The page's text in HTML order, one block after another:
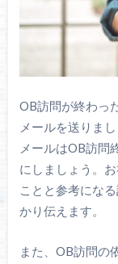
OB訪問が終わっ
メールを送りまし
メールはOB訪問
にしましょう。
ことと参考にな
かり伝えます。
また、OB訪問の